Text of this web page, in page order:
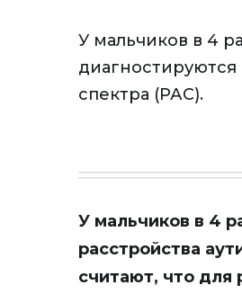
У мальчиков в 4
диагностируются
спектра (РАС).
У мальчиков в 4
расстройства
считают, что для